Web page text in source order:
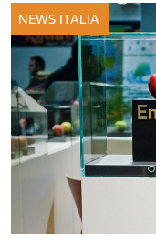
NEWS ITALIA